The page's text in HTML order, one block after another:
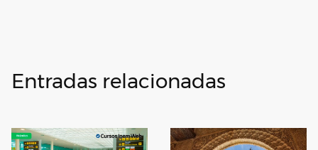
Entradas relacionadas